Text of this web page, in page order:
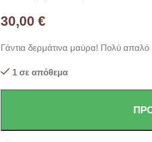
30,00 €
Γάντια δερμάτινα μαύρα! Πολύ
1 σε απόθεμα